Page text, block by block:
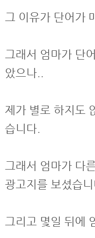
그 이유가 단어가
그래서 엄마가 단
았으나..
제가 별로 하지도
습니다.
그래서 엄마가 다
광고지를 보셨습
그리고 몇일 뒤에